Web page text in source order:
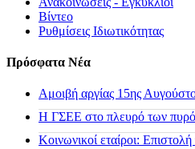
Βίντεο
Ρυθμίσεις Ιδιωτικότητας
Πρόσφατα Νέα
Αμοιβή αργίας 15ης
H ΓΣΕΕ στο πλευρό των
Κοινωνικοί εταίροι: